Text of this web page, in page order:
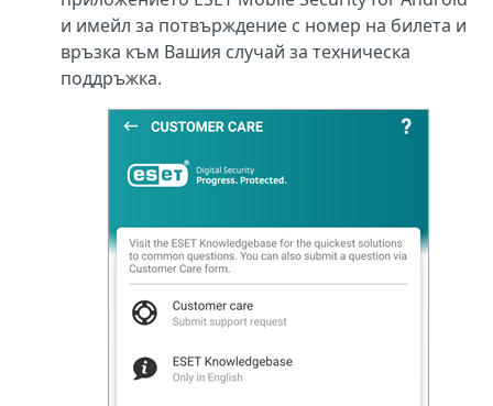
и имейл за потвърждение с номер на билета и
връзка към Вашия случай за техническа
поддръжка.